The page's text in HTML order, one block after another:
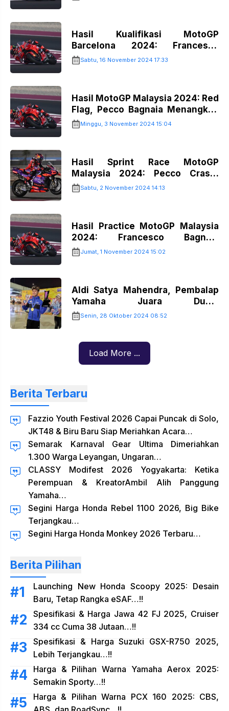
Hasil Kualifikasi MotoGP
Barcelona 2024: Francesco
Bagnaia Pole Position…!!
Sabtu, 16 November 2024 17:33
Hasil MotoGP Malaysia 2024: Red
Flag, Pecco Bagnaia Menangkan
Duel…!!
Minggu, 3 November 2024 15:04
Hasil Sprint Race MotoGP
Malaysia 2024: Pecco Crash,
Martin Juara…!!
Sabtu, 2 November 2024 14:13
Hasil Practice MotoGP Malaysia
2024: Francesco Bagnaia
Tercepat…!!
Jumat, 1 November 2024 15:02
Aldi Satya Mahendra, Pembalap
Yamaha Juara Dunia
WSSP300…!!
Senin, 28 Oktober 2024 08:52
Load More ...
Berita Terbaru
Fazzio Youth Festival 2026 Capai Puncak di Solo,
JKT48 & Biru Baru Siap Meriahkan Acara…
Semarak Karnaval Gear Ultima Dimeriahkan
1.300 Warga Leyangan, Ungaran…
CLASSY Modifest 2026 Yogyakarta: Ketika
Perempuan & KreatorAmbil Alih Panggung
Yamaha…
Segini Harga Honda Rebel 1100 2026, Big Bike
Terjangkau…
Segini Harga Honda Monkey 2026 Terbaru…
Berita Pilihan
Launching New Honda Scoopy 2025: Desain
Baru, Tetap Rangka eSAF…!!
Spesifikasi & Harga Jawa 42 FJ 2025, Cruiser
334 cc Cuma 38 Jutaan…!!
Spesifikasi & Harga Suzuki GSX-R750 2025,
Lebih Terjangkau…!!
Harga & Pilihan Warna Yamaha Aerox 2025:
Semakin Sporty…!!
Harga & Pilihan Warna PCX 160 2025: CBS,